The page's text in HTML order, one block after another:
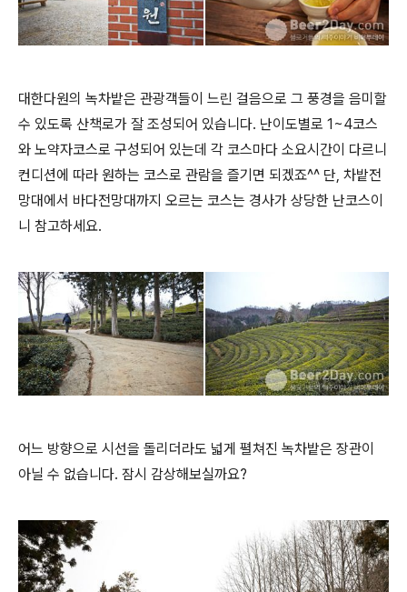
대한다원의 녹차밭은 관광객들이 느린 걸음으로 그 풍경을 음미할
수 있도록 산책로가 잘 조성되어 있습니다. 난이도별로 1~4코스
와 노약자코스로 구성되어 있는데 각 코스마다 소요시간이 다르니
컨디션에 따라 원하는 코스로 관람을 즐기면 되겠죠^^ 단, 차밭전
망대에서 바다전망대까지 오르는 코스는 경사가 상당한 난코스이
니 참고하세요.
어느 방향으로 시선을 돌리더라도 넓게 펼쳐진 녹차밭은 장관이
아닐 수 없습니다. 잠시 감상해보실까요?